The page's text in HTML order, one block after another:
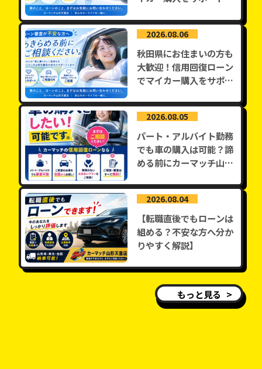
2026.08.06
秋田県にお住まいの方も
大歓迎！信用回復ローン
でマイカー購入をサポー
2026.08.05
パート・アルバイト勤務
でも車の購入は可能？諦
める前にカーマッチ山形
2026.08.04
【転職直後でもローンは
組める？不安な方へ分か
りやすく解説】
もっと見る